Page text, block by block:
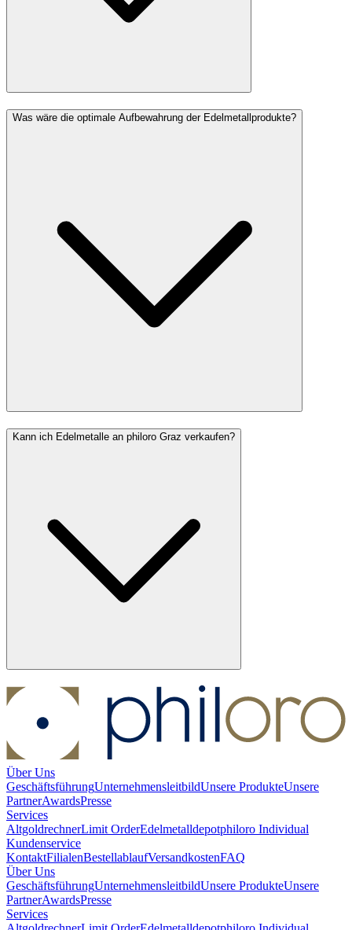
Was wäre die optimale Aufbewahrung der Edelmetallprodukte?
Kann ich Edelmetalle an philoro Graz verkaufen?
Über Uns
GeschäftsführungUnternehmensleitbildUnsere ProdukteUnsere
PartnerAwardsPresse
Services
AltgoldrechnerLimit OrderEdelmetalldepotphiloro Individual
Kundenservice
KontaktFilialenBestellablaufVersandkostenFAQ
Über Uns
GeschäftsführungUnternehmensleitbildUnsere ProdukteUnsere
PartnerAwardsPresse
Services